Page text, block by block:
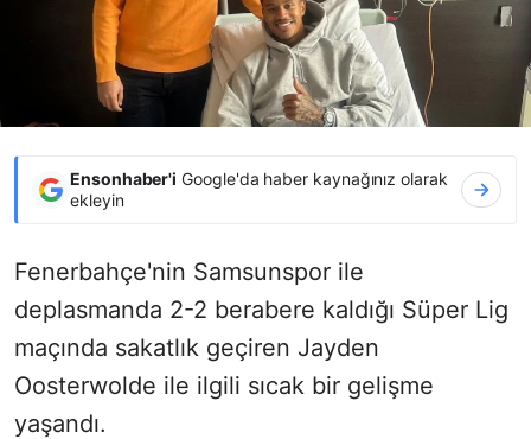
Ensonhaber'i Google'da haber kaynağınız olarak
ekleyin
Fenerbahçe'nin Samsunspor ile
deplasmanda 2-2 berabere kaldığı Süper Lig
maçında sakatlık geçiren Jayden
Oosterwolde ile ilgili sıcak bir gelişme
yaşandı.